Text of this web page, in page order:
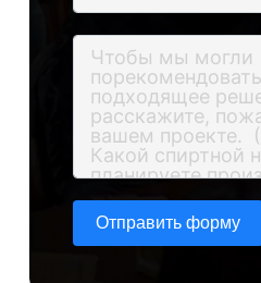
Отправить форму